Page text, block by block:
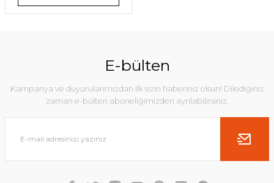
E-bülten
Kampanya ve duyurularımızdan ilk sizin haberiniz olsun! Dilediğiniz
zaman e-bülten aboneliğimizden ayrılabilirsiniz.